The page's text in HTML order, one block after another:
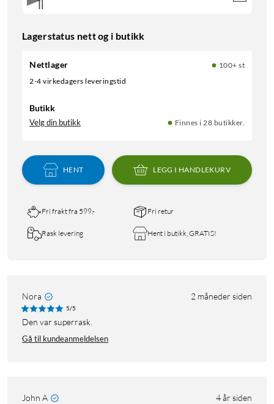
Lagerstatus nett og i butikk
Nettlager
100+ st
2-4 virkedagers leveringstid
Butikk
Velg din butikk Finnes i 28 butikker.
HENT LEGG I HANDLEKURV
Fri frakt fra 599,- Fri retur
Rask levering Hent i butikk, GRATIS!
Nora 2 måneder siden
5/5
Den var superrask.
Gå til kundeanmeldelsen
John A 4 år siden